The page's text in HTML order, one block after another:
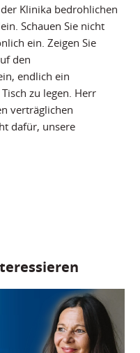
Klinika bedrohlichen
Schauen Sie nicht
ein. Zeigen Sie
den
endlich ein
zu legen. Herr
verträglichen
dafür, unsere